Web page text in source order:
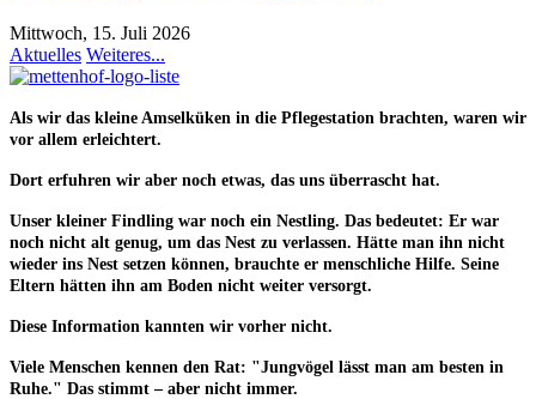
Mittwoch, 15. Juli 2026
Aktuelles Weiteres...
Als wir das kleine Amselküken in die Pflegestation brachten, waren wir
vor allem erleichtert.
Dort erfuhren wir aber noch etwas, das uns überrascht hat.
Unser kleiner Findling war noch ein Nestling. Das bedeutet: Er war
noch nicht alt genug, um das Nest zu verlassen. Hätte man ihn nicht
wieder ins Nest setzen können, brauchte er menschliche Hilfe. Seine
Eltern hätten ihn am Boden nicht weiter versorgt.
Diese Information kannten wir vorher nicht.
Viele Menschen kennen den Rat: "Jungvögel lässt man am besten in
Ruhe." Das stimmt – aber nicht immer.